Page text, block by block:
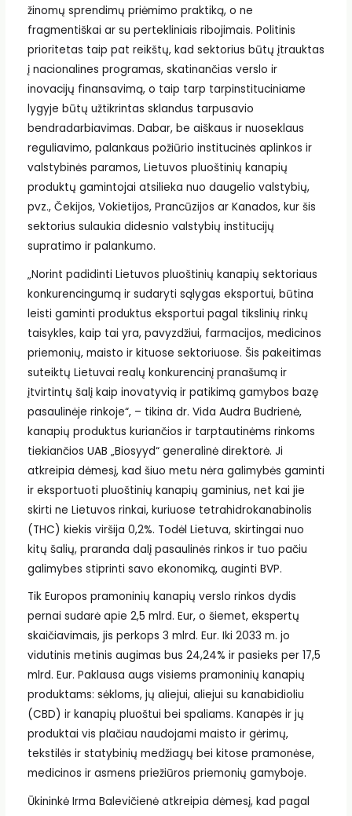
žinomų sprendimų priėmimo praktiką, o ne
fragmentiškai ar su pertekliniais ribojimais. Politinis
prioritetas taip pat reikštų, kad sektorius būtų įtrauktas
į nacionalines programas, skatinančias verslo ir
inovacijų finansavimą, o taip tarp tarpinstituciniame
lygyje būtų užtikrintas sklandus tarpusavio
bendradarbiavimas. Dabar, be aiškaus ir nuoseklaus
reguliavimo, palankaus požiūrio institucinės aplinkos ir
valstybinės paramos, Lietuvos pluoštinių kanapių
produktų gamintojai atsilieka nuo daugelio valstybių,
pvz., Čekijos, Vokietijos, Prancūzijos ar Kanados, kur šis
sektorius sulaukia didesnio valstybių institucijų
supratimo ir palankumo.
„Norint padidinti Lietuvos pluoštinių kanapių sektoriaus
konkurencingumą ir sudaryti sąlygas eksportui, būtina
leisti gaminti produktus eksportui pagal tikslinių rinkų
taisykles, kaip tai yra, pavyzdžiui, farmacijos, medicinos
priemonių, maisto ir kituose sektoriuose. Šis pakeitimas
suteiktų Lietuvai realų konkurencinį pranašumą ir
įtvirtintų šalį kaip inovatyvią ir patikimą gamybos bazę
pasaulinėje rinkoje“, – tikina dr. Vida Audra Budrienė,
kanapių produktus kuriančios ir tarptautinėms rinkoms
tiekiančios UAB „Biosyyd“ generalinė direktorė. Ji
atkreipia dėmesį, kad šiuo metu nėra galimybės gaminti
ir eksportuoti pluoštinių kanapių gaminius, net kai jie
skirti ne Lietuvos rinkai, kuriuose tetrahidrokanabinolis
(THC) kiekis viršija 0,2%. Todėl Lietuva, skirtingai nuo
kitų šalių, praranda dalį pasaulinės rinkos ir tuo pačiu
galimybes stiprinti savo ekonomiką, auginti BVP.
Tik Europos pramoninių kanapių verslo rinkos dydis
pernai sudarė apie 2,5 mlrd. Eur, o šiemet, ekspertų
skaičiavimais, jis perkops 3 mlrd. Eur. Iki 2033 m. jo
vidutinis metinis augimas bus 24,24% ir pasieks per 17,5
mlrd. Eur. Paklausa augs visiems pramoninių kanapių
produktams: sėkloms, jų aliejui, aliejui su kanabidioliu
(CBD) ir kanapių pluoštui bei spaliams. Kanapės ir jų
produktai vis plačiau naudojami maisto ir gėrimų,
tekstilės ir statybinių medžiagų bei kitose pramonėse,
medicinos ir asmens priežiūros priemonių gamyboje.
Ūkininkė Irma Balevičienė atkreipia dėmesį, kad pagal